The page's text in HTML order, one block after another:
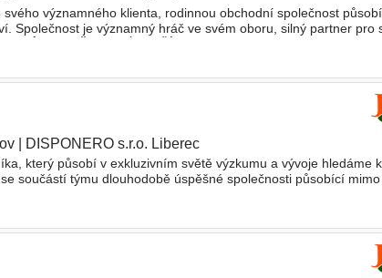
svého významného klienta, rodinnou obchodní společnost
Společnost je významný hráč ve svém oboru, silný partner pro
| DISPONERO s.r.o. Liberec
který působí v exkluzivním světě výzkumu a vývoje hledáme
součástí týmu dlouhodobě úspěšné společnosti působící